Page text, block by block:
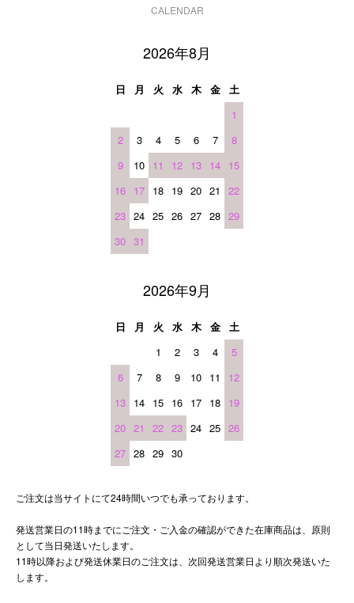
CALENDAR
2026年8月
日 月 火 水 木 金
土
1
2
3 4 5 6 7
8
9
10 11 12 13 14 15
16 17 18 19 20 21
22
23 24 25 26 27 28 29
30 31
2026年9月
日 月 火 水 木 金
土
1
2 3 4
5
6
7 8 9 10 11
12
13 14 15 16 17 18 19
20 21 22 23 24 25 26
27 28 29 30
ご注文は当サイトにて24時間いつでも承っております。
発送営業日の11時までにご注文・ご入金の確認ができた在庫商品は、原則
として当日発送いたします。
11時以降および発送休業日のご注文は、次回発送営業日より順次発送いた
します。